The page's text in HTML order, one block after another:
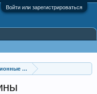
Войти или зарегистрироваться
магазины